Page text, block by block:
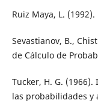
Ruiz Maya, L.
Sevastianov, B.,
de Cálculo de
Tucker, H. G.
las probabilidades y